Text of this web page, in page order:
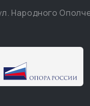
Народного